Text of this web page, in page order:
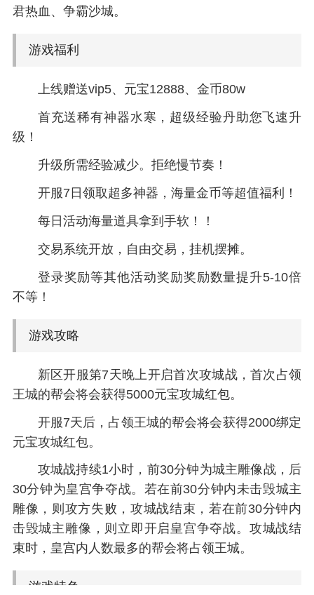
君热血、争霸沙城。
游戏福利
上线赠送vip5、元宝12888、金币80w
首充送稀有神器水寒，超级经验丹助您飞速升
级！
升级所需经验减少。拒绝慢节奏！
开服7日领取超多神器，海量金币等超值福利！
每日活动海量道具拿到手软！！
交易系统开放，自由交易，挂机摆摊。
登录奖励等其他活动奖励奖励数量提升5-10倍
不等！
游戏攻略
新区开服第7天晚上开启首次攻城战，首次占领
王城的帮会将会获得5000元宝攻城红包。
开服7天后，占领王城的帮会将会获得2000绑定
元宝攻城红包。
攻城战持续1小时，前30分钟为城主雕像战，后
30分钟为皇宫争夺战。若在前30分钟内未击毁城主
雕像，则攻方失败，攻城战结束，若在前30分钟内
击毁城主雕像，则立即开启皇宫争夺战。攻城战结
束时，皇宫内人数最多的帮会将占领王城。
游戏特色